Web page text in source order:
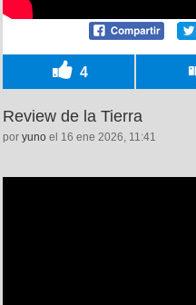
4
Review de la Tierra
por yuno el 16 ene 2026, 11:41